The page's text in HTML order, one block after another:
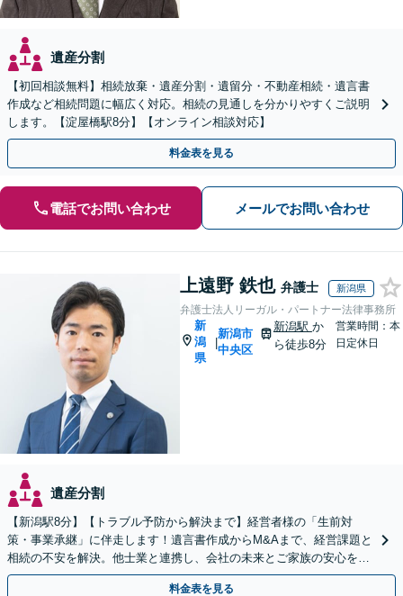
遺産分割
【初回相談無料】相続放棄・遺産分割・遺留分・不動産相続・遺言書
作成など相続問題に幅広く対応。相続の見通しを分かりやすくご説明
します。【淀屋橋駅8分】【オンライン相談対応】
料金表を見る
電話でお問い合わせ メールでお問い合わせ
上遠野 鉄也 弁護士 新潟県
弁護士法人リーガル・パートナー法律事務所
新
潟
県
|
新潟市
中央区
新潟駅 か
ら徒歩8分
営業時間：本
日定休日
遺産分割
【新潟駅8分】【トラブル予防から解決まで】経営者様の「生前対
策・事業承継」に伴走します！遺言書作成からM&Aまで、経営課題と
相続の不安を解決。他士業と連携し、会社の未来とご家族の安心を守
る身近なパートナーです。【顧問先80社以上の実績】
料金表を見る